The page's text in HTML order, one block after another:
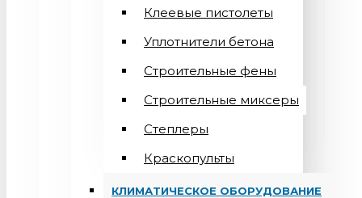
Клеевые пистолеты
Уплотнители бетона
Строительные фены
Строительные миксеры
Степлеры
Краскопульты
КЛИМАТИЧЕСКОЕ ОБОРУДОВАНИЕ